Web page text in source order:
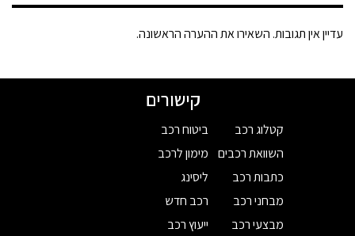
עדיין אין תגובות. השאירו את ההערה הראשונה.
קישורים
קטלוג רכב
השוואת רכבים
כתבות רכב
מבחני רכב
מבצעי רכב
ביטוח רכב
מימון לרכב
ליסינג
רכב חדש
ייעוץ רכב